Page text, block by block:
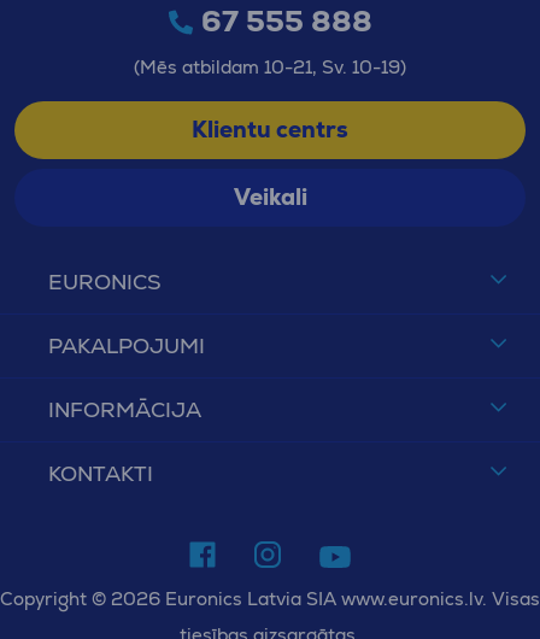
EURONICS
PAKALPOJUMI
INFORMĀCIJA
KONTAKTI
67 555 888
(Mēs atbildam 10-21, Sv. 10-19)
Klientu centrs
Veikali
Copyright © 2026 Euronics Latvia SIA www.euronics.lv. Visas
tiesības aizsargātas.